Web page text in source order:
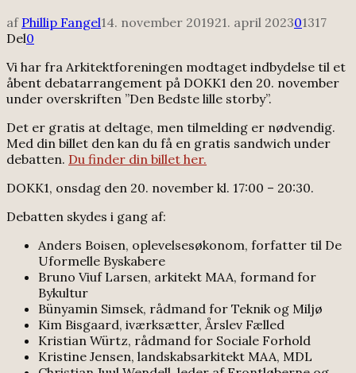
af Phillip Fangel14. november 201921. april 202301317
Del0
Vi har fra Arkitektforeningen modtaget indbydelse til et
åbent debatarrangement på DOKK1 den 20. november
under overskriften ”Den Bedste lille storby”.
Det er gratis at deltage, men tilmelding er nødvendig.
Med din billet den kan du få en gratis sandwich under
debatten. Du finder din billet her.
DOKK1, onsdag den 20. november kl. 17:00 – 20:30.
Debatten skydes i gang af:
Anders Boisen, oplevelsesøkonom, forfatter til De
Uformelle Byskabere
Bruno Viuf Larsen, arkitekt MAA, formand for
Bykultur
Bünyamin Simsek, rådmand for Teknik og Miljø
Kim Bisgaard, iværksætter, Årslev Fælled
Kristian Würtz, rådmand for Sociale Forhold
Kristine Jensen, landskabsarkitekt MAA, MDL